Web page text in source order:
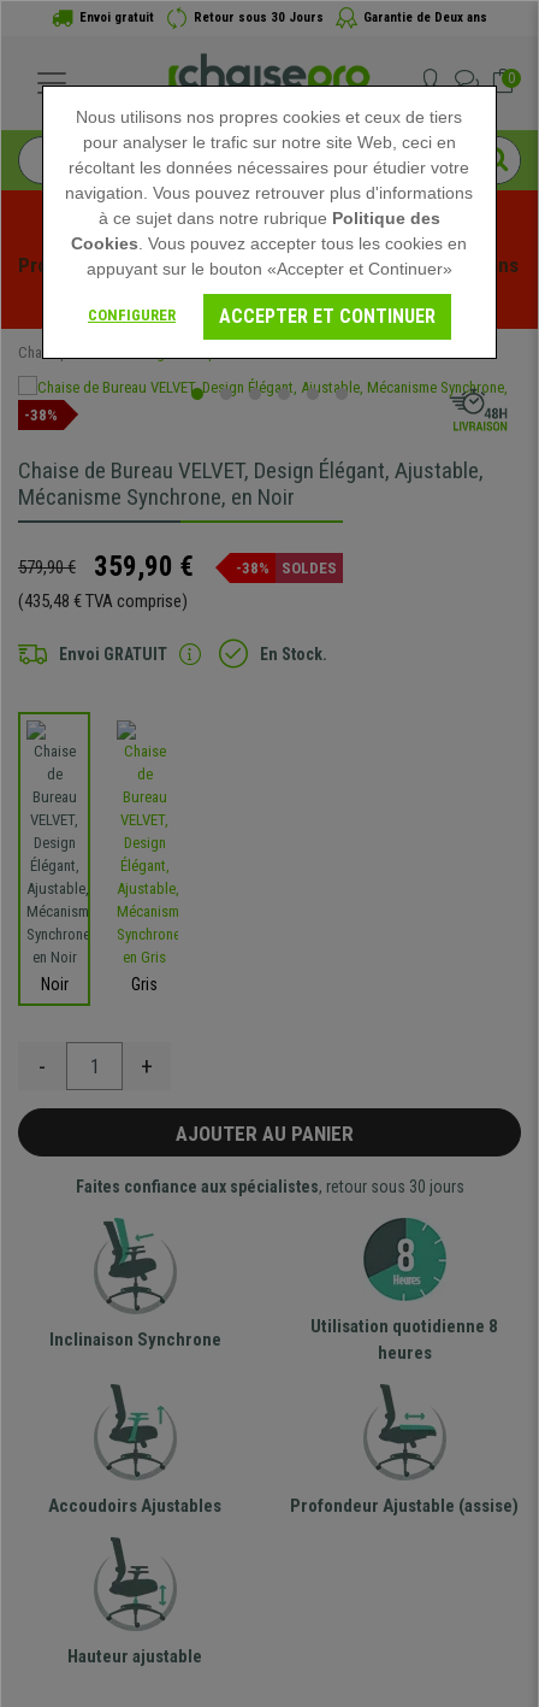
Envoi gratuit Retour sous 30 Jours Garantie de Deux ans
0
Profitez des soldes d'été chez Chaisepro ! Des réductions
exclusives pour une durée limitée - Voir l'offre
Chaisepro
-38%
Chaise de Bureau VELVET, Design Élégant, Ajustable,
Mécanisme Synchrone, en Noir
579,90 € 359,90 € -38% SOLDES
(435,48 € TVA comprise)
Envoi GRATUIT En Stock.
Noir Gris
- +
AJOUTER AU PANIER
Faites confiance aux spécialistes, retour sous 30 jours
Inclinaison Synchrone
Utilisation quotidienne 8
heures
Accoudoirs Ajustables Profondeur Ajustable (assise)
Hauteur ajustable
Nous utilisons nos propres cookies et ceux de tiers
pour analyser le trafic sur notre site Web, ceci en
récoltant les données nécessaires pour étudier votre
navigation. Vous pouvez retrouver plus d'informations
à ce sujet dans notre rubrique Politique des
Cookies . Vous pouvez accepter tous les cookies en
appuyant sur le bouton «Accepter et Continuer»
CONFIGURER ACCEPTER ET CONTINUER